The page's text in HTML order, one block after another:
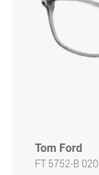
Tom Ford
FT 5752-B 020